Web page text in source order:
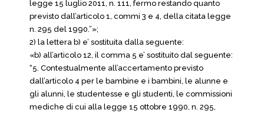
legge 15 luglio 2011, n. 111, fermo restando quanto
previsto dall’articolo 1, commi 3 e 4, della citata legge
n. 295 del 1990.”»;
2) la lettera b) e’ sostituita dalla seguente:
«b) all’articolo 12, il comma 5 e’ sostituito dal seguente:
“5. Contestualmente all’accertamento previsto
dall’articolo 4 per le bambine e i bambini, le alunne e
gli alunni, le studentesse e gli studenti, le commissioni
mediche di cui alla legge 15 ottobre 1990, n. 295,